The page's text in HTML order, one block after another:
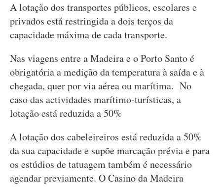
A lotação dos transportes públicos, escolares e
privados está restringida a dois terços da
capacidade máxima de cada transporte.
Nas viagens entre a Madeira e o Porto Santo é
obrigatória a medição da temperatura à saída e à
chegada, quer por via aérea ou marítima. No
caso das actividades marítimo-turísticas, a
lotação está reduzida a 50%
A lotação dos cabeleireiros está reduzida a 50%
da sua capacidade e supõe marcação prévia e para
os estúdios de tatuagem também é necessário
agendar previamente. O Casino da Madeira